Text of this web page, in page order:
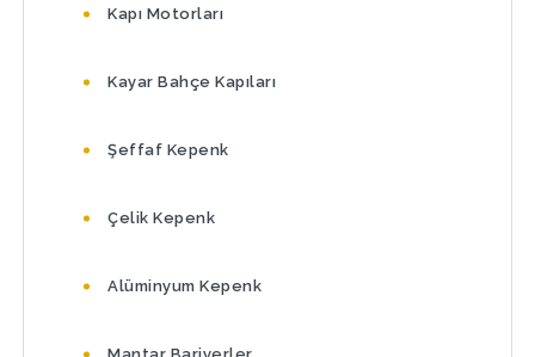
Kapı Motorları
Kayar Bahçe Kapıları
Şeffaf Kepenk
Çelik Kepenk
Alüminyum Kepenk